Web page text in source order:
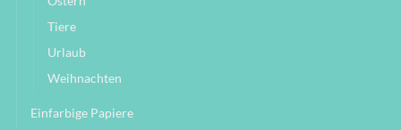
Tiere
Urlaub
Weihnachten
Einfarbige Papiere